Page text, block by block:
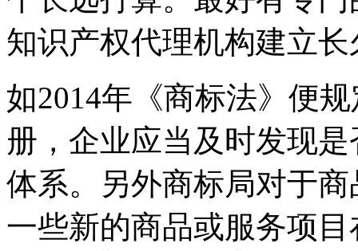
知识产权代理机构建立
如2014年《商标法》便
册，企业应当及时发现
体系。另外商标局对于
一些新的商品或服务项